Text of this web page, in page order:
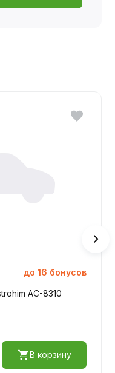
до 16 бонусов
AC-8310
В корзину